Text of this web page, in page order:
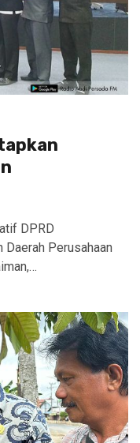
DPRD
Daerah Perusahaan